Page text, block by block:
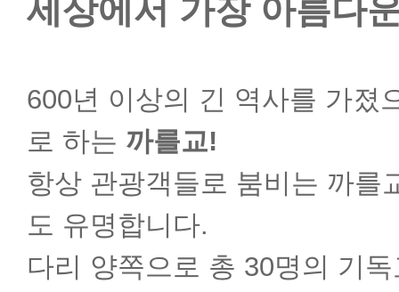
세상에서 가장 아름다
600년 이상의 긴 역사를 가졌
로 하는 까를교!
항상 관광객들로 붐비는 까를
도 유명합니다.
다리 양쪽으로 총 30명의 기